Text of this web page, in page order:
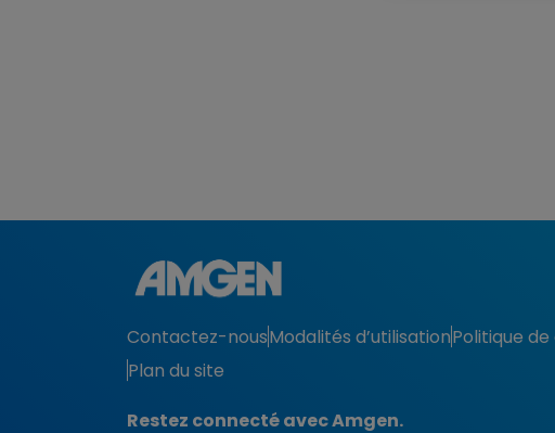
Contactez-nousModalités d’utilisationPolitique
Plan du site
Restez connecté avec Amgen.